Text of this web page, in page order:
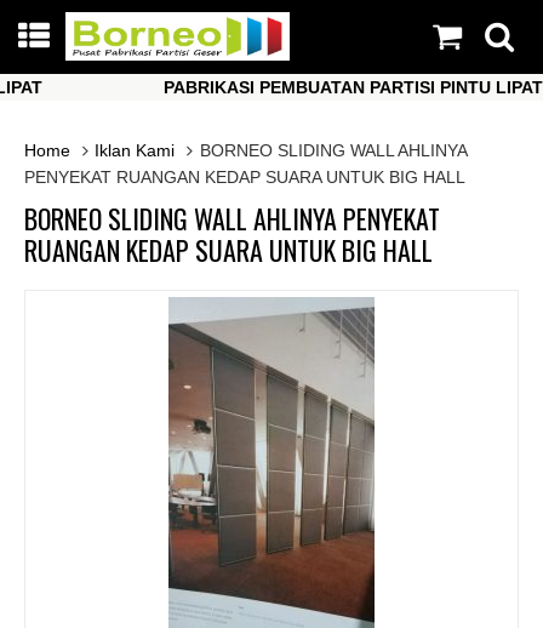
PABRIKASI PEMBUATAN PARTISI PINTU LIPAT
Home
Iklan Kami
BORNEO SLIDING WALL AHLINYA
PENYEKAT RUANGAN KEDAP SUARA UNTUK BIG HALL
BORNEO SLIDING WALL AHLINYA PENYEKAT
RUANGAN KEDAP SUARA UNTUK BIG HALL